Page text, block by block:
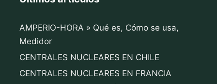
AMPERIO-HORA » Qué es, Cómo se usa,
Medidor
CENTRALES NUCLEARES EN CHILE
CENTRALES NUCLEARES EN FRANCIA